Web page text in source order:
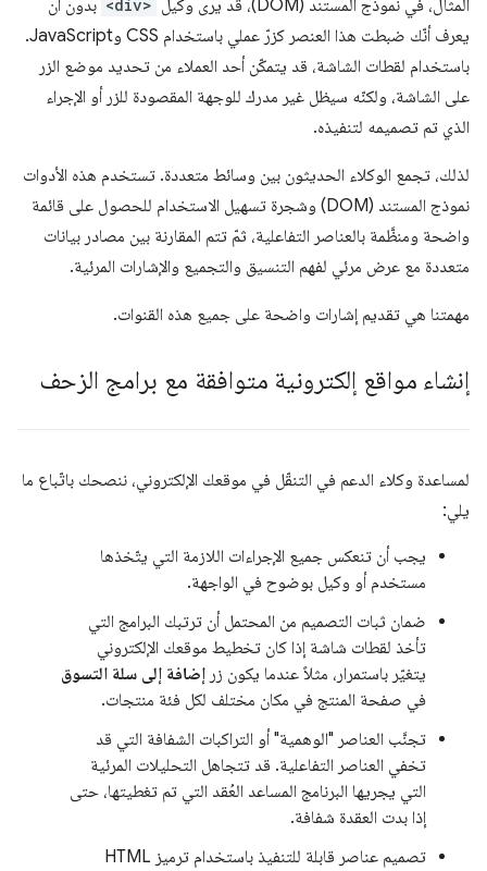
المثال، في نموذج المستند (DOM)، قد يرى وكيل <div> بدون أن
يعرف أنّك ضبطت هذا العنصر كزرّ عملي باستخدام CSS وJavaScript.
باستخدام لقطات الشاشة، قد يتمكّن أحد العملاء من تحديد موضع الزر
على الشاشة، ولكنّه سيظل غير مدرك للوجهة المقصودة للزر أو الإجراء
الذي تم تصميمه لتنفيذه.
لذلك، تجمع الوكلاء الحديثون بين وسائط متعددة. تستخدم هذه الأدوات
نموذج المستند (DOM) وشجرة تسهيل الاستخدام للحصول على قائمة
واضحة ومنظَّمة بالعناصر التفاعلية، ثمّ تتم المقارنة بين مصادر بيانات
متعددة مع عرض مرئي لفهم التنسيق والتجميع والإشارات المرئية.
مهمتنا هي تقديم إشارات واضحة على جميع هذه القنوات.
إنشاء مواقع إلكترونية متوافقة مع برامج الزحف
لمساعدة وكلاء الدعم في التنقّل في موقعك الإلكتروني، ننصحك باتّباع ما
يلي:
يجب أن تنعكس جميع الإجراءات اللازمة التي يتّخذها
مستخدم أو وكيل بوضوح في الواجهة.
ضمان ثبات التصميم من المحتمل أن ترتبك البرامج التي
تأخذ لقطات شاشة إذا كان تخطيط موقعك الإلكتروني
يتغيّر باستمرار، مثلاً عندما يكون زر إضافة إلى سلة التسوق
في صفحة المنتج في مكان مختلف لكل فئة منتجات.
تجنَّب العناصر "الوهمية" أو التراكبات الشفافة التي قد
تخفي العناصر التفاعلية. قد تتجاهل التحليلات المرئية
التي يجريها البرنامج المساعد العُقد التي تم تغطيتها، حتى
إذا بدت العقدة شفافة.
تصميم عناصر قابلة للتنفيذ باستخدام ترميز HTML